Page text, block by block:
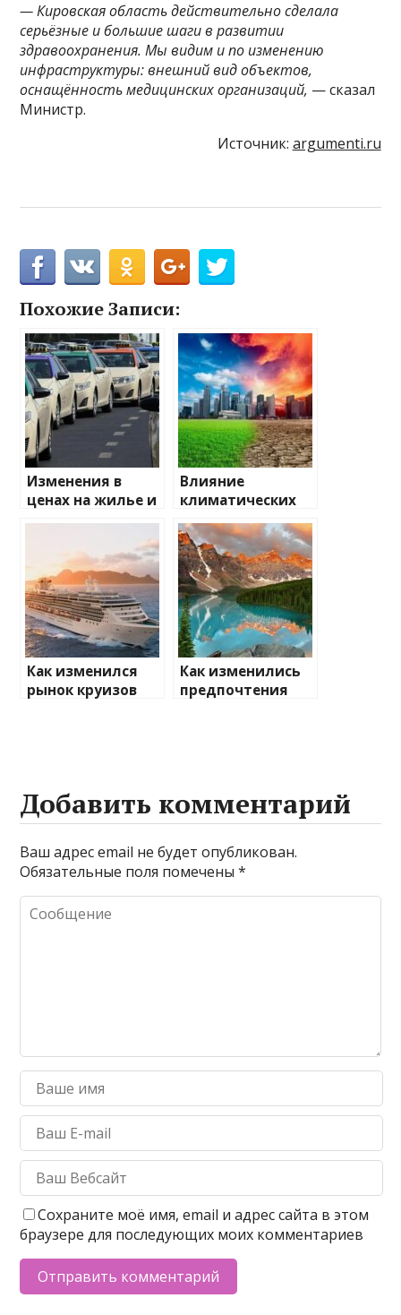
— Кировская область действительно сделала
серьёзные и большие шаги в развитии
здравоохранения. Мы видим и по изменению
инфраструктуры: внешний вид объектов,
оснащённость медицинских организаций, — сказал
Министр.
Источник: argumenti.ru
Похожие Записи:
Изменения в
ценах на жилье и
транспорт: что
Влияние
климатических
изменений на
туристические
направления
Как изменился
рынок круизов
Как изменились
предпочтения
Добавить комментарий
Ваш адрес email не будет опубликован.
Обязательные поля помечены*
Сохраните моё имя, email и адрес сайта в этом
браузере для последующих моих комментариев